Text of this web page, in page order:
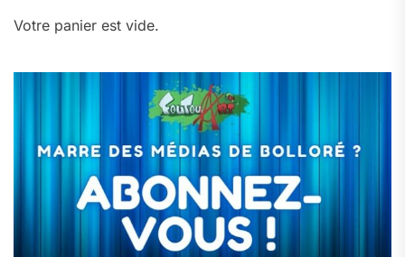
Votre panier est vide.